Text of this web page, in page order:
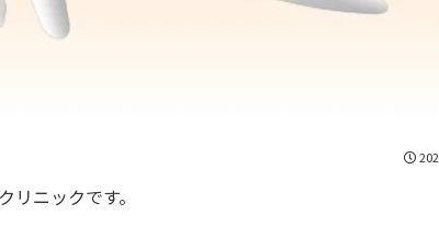
ニックです。